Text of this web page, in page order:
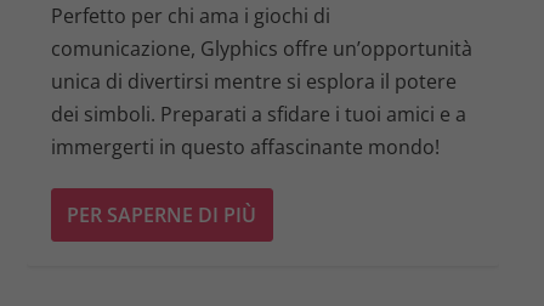
Perfetto per chi ama i giochi di
comunicazione, Glyphics offre un’opportunità
unica di divertirsi mentre si esplora il potere
dei simboli. Preparati a sfidare i tuoi amici e a
immergerti in questo affascinante mondo!
PER SAPERNE DI PIÙ